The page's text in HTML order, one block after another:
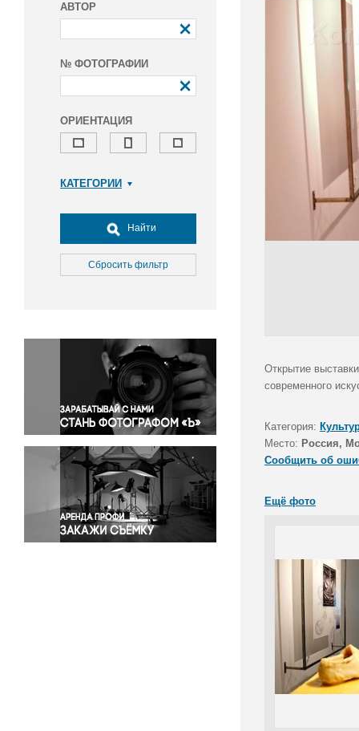
АВТОР
№ ФОТОГРАФИИ
ОРИЕНТАЦИЯ
КАТЕГОРИИ
Досуг, туризм и отдых
Культура
Медицина
Окружающая среда
Политика
Правосудие
Происшествия и конфликты
Религия
Светская жизнь
Спорт
Экология
Экономика и бизнес
Найти
Сбросить фильтр
Открытие
современного
Категория:
Место: Россия,
Сообщить об
Ещё фото